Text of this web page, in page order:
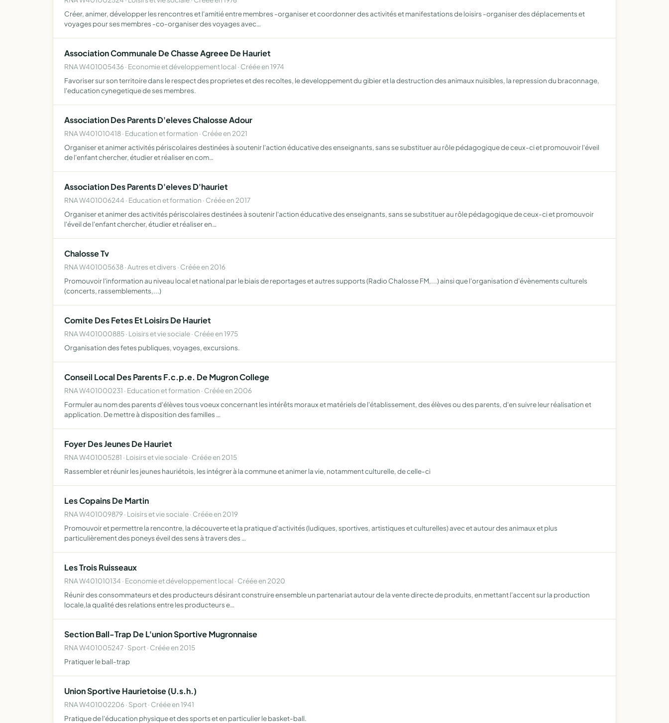
Créer, animer, développer les rencontres et l'amitié entre membres -organiser et coordonner des activités et manifestations de loisirs -organiser des déplacements et
voyages pour ses membres -co-organiser des voyages avec…
Association Communale De Chasse Agreee De Hauriet
RNA W401005436 · Economie et développement local · Créée en 1974
Favoriser sur son territoire dans le respect des proprietes et des recoltes, le developpement du gibier et la destruction des animaux nuisibles, la repression du braconnage,
l'education cynegetique de ses membres.
Association Des Parents D'eleves Chalosse Adour
RNA W401010418 · Education et formation · Créée en 2021
Organiser et animer activités périscolaires destinées à soutenir l'action éducative des enseignants, sans se substituer au rôle pédagogique de ceux-ci et promouvoir l'éveil
de l'enfant chercher, étudier et réaliser en com…
Association Des Parents D'eleves D'hauriet
RNA W401006244 · Education et formation · Créée en 2017
Organiser et animer des activités périscolaires destinées à soutenir l'action éducative des enseignants, sans se substituer au rôle pédagogique de ceux-ci et promouvoir
l'éveil de l'enfant chercher, étudier et réaliser en…
Chalosse Tv
RNA W401005638 · Autres et divers · Créée en 2016
Promouvoir l'information au niveau local et national par le biais de reportages et autres supports (Radio Chalosse FM,...) ainsi que l'organisation d'évènements culturels
(concerts, rassemblements,...)
Comite Des Fetes Et Loisirs De Hauriet
RNA W401000885 · Loisirs et vie sociale · Créée en 1975
Organisation des fetes publiques, voyages, excursions.
Conseil Local Des Parents F.c.p.e. De Mugron College
RNA W401000231 · Education et formation · Créée en 2006
Formuler au nom des parents d'élèves tous voeux concernant les intérêts moraux et matériels de l'établissement, des élèves ou des parents, d'en suivre leur réalisation et
application. De mettre à disposition des familles …
Foyer Des Jeunes De Hauriet
RNA W401005281 · Loisirs et vie sociale · Créée en 2015
Rassembler et réunir les jeunes hauriétois, les intégrer à la commune et animer la vie, notamment culturelle, de celle-ci
Les Copains De Martin
RNA W401009879 · Loisirs et vie sociale · Créée en 2019
Promouvoir et permettre la rencontre, la découverte et la pratique d'activités (ludiques, sportives, artistiques et culturelles) avec et autour des animaux et plus
particulièrement des poneys éveil des sens à travers des …
Les Trois Ruisseaux
RNA W401010134 · Economie et développement local · Créée en 2020
Réunir des consommateurs et des producteurs désirant construire ensemble un partenariat autour de la vente directe de produits, en mettant l'accent sur la production
locale,la qualité des relations entre les producteurs e…
Section Ball-Trap De L'union Sportive Mugronnaise
RNA W401005247 · Sport · Créée en 2015
Pratiquer le ball-trap
Union Sportive Haurietoise (U.s.h.)
RNA W401002206 · Sport · Créée en 1941
Pratique de l'éducation physique et des sports et en particulier le basket-ball.